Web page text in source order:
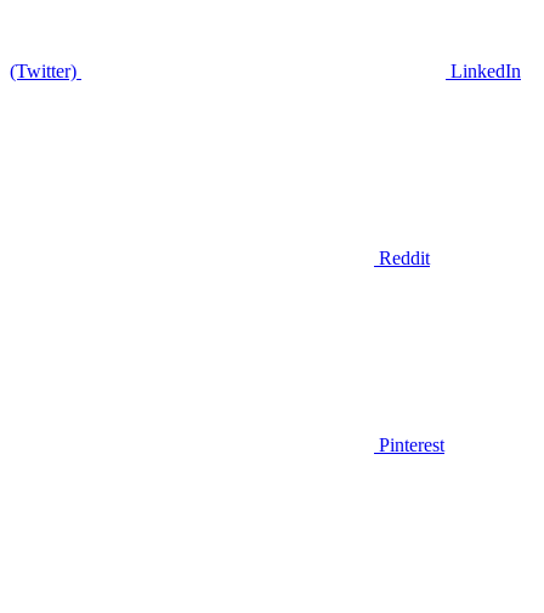
(Twitter) LinkedIn
Reddit
Pinterest